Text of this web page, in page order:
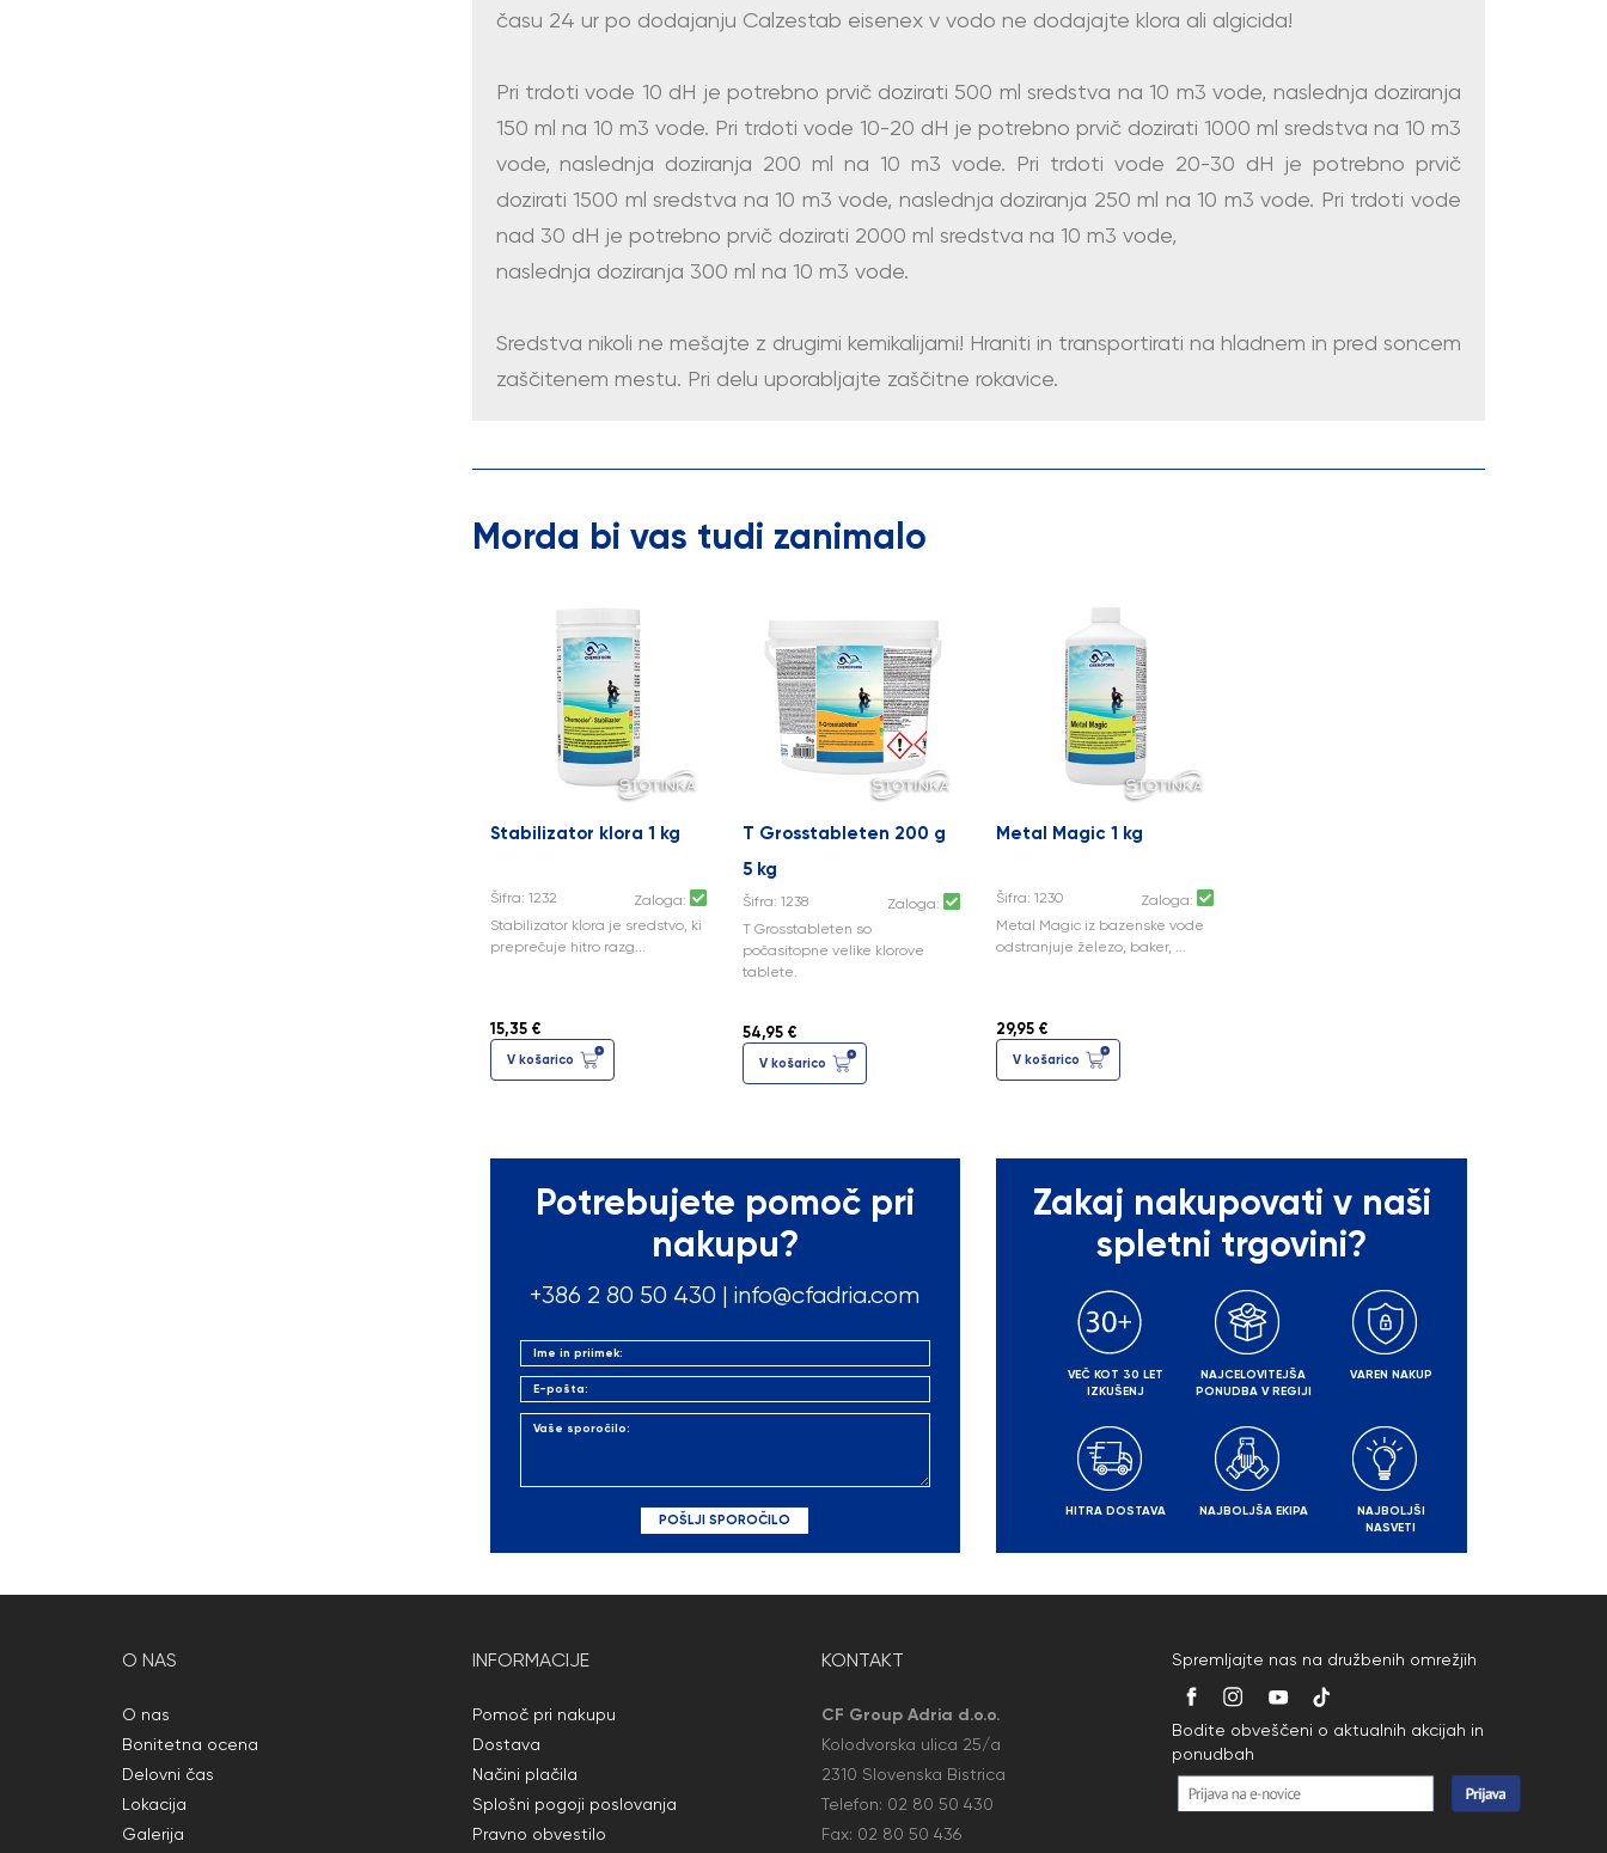
času 24 ur po dodajanju Calzestab eisenex v vodo ne dodajajte klora ali algicida!
Pri trdoti vode 10 dH je potrebno prvič dozirati 500 ml sredstva na 10 m3 vode, naslednja doziranja
150 ml na 10 m3 vode. Pri trdoti vode 10-20 dH je potrebno prvič dozirati 1000 ml sredstva na 10 m3
vode, naslednja doziranja 200 ml na 10 m3 vode. Pri trdoti vode 20-30 dH je potrebno prvič
dozirati 1500 ml sredstva na 10 m3 vode, naslednja doziranja 250 ml na 10 m3 vode. Pri trdoti vode
nad 30 dH je potrebno prvič dozirati 2000 ml sredstva na 10 m3 vode,
naslednja doziranja 300 ml na 10 m3 vode.
Sredstva nikoli ne mešajte z drugimi kemikalijami! Hraniti in transportirati na hladnem in pred soncem
zaščitenem mestu. Pri delu uporabljajte zaščitne rokavice.
Morda bi vas tudi zanimalo
Stabilizator klora 1 kg
Šifra: 1232
Zaloga:
Stabilizator klora je sredstvo, ki
preprečuje hitro razg...
15,35 €
V košarico
T Grosstableten 200 g
5 kg
Šifra: 1238
Zaloga:
T Grosstableten so
počasitopne velike klorove
tablete.
54,95 €
V košarico
Metal Magic 1 kg
Šifra: 1230
Zaloga:
Metal Magic iz bazenske vode
odstranjuje železo, baker, ...
29,95 €
V košarico
Potrebujete pomoč pri
nakupu?
+386 2 80 50 430 |info@cfadria.com
Zakaj nakupovati v naši
spletni trgovini?
VEČ KOT 30 LET
IZKUŠENJ
NAJCELOVITEJŠA
PONUDBA V REGIJI
VAREN NAKUP
HITRA DOSTAVA NAJBOLJŠA EKIPA
NAJBOLJŠI
NASVETI
O NAS
O nas
Bonitetna ocena
Delovni čas
Lokacija
Galerija
INFORMACIJE
Pomoč pri nakupu
Dostava
Načini plačila
Splošni pogoji poslovanja
Pravno obvestilo
KONTAKT
CF Group Adria d.o.o.
Kolodvorska ulica 25/a
2310 Slovenska Bistrica
Telefon: 02 80 50 430
Fax: 02 80 50 436
Spremljajte nas na družbenih omrežjih
Bodite obveščeni o aktualnih akcijah in
ponudbah